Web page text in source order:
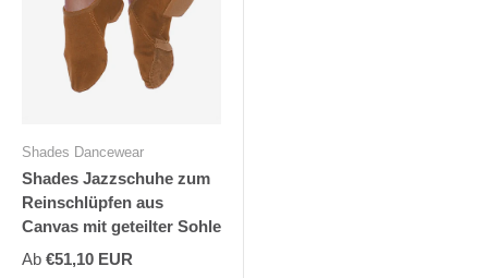
Shades Dancewear
Shades Jazzschuhe zum
Reinschlüpfen aus
Canvas mit geteilter Sohle
Ab €51,10 EUR